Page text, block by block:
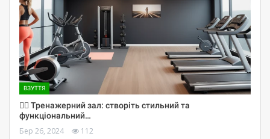
ВЗУТТЯ
🏋️‍♀️ Тренажерний зал: створіть стильний та
функціональний…
Бер 26, 2024 112